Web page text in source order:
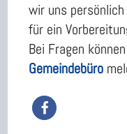
wir uns
für ein
Bei Fragen
Gemeindebüro